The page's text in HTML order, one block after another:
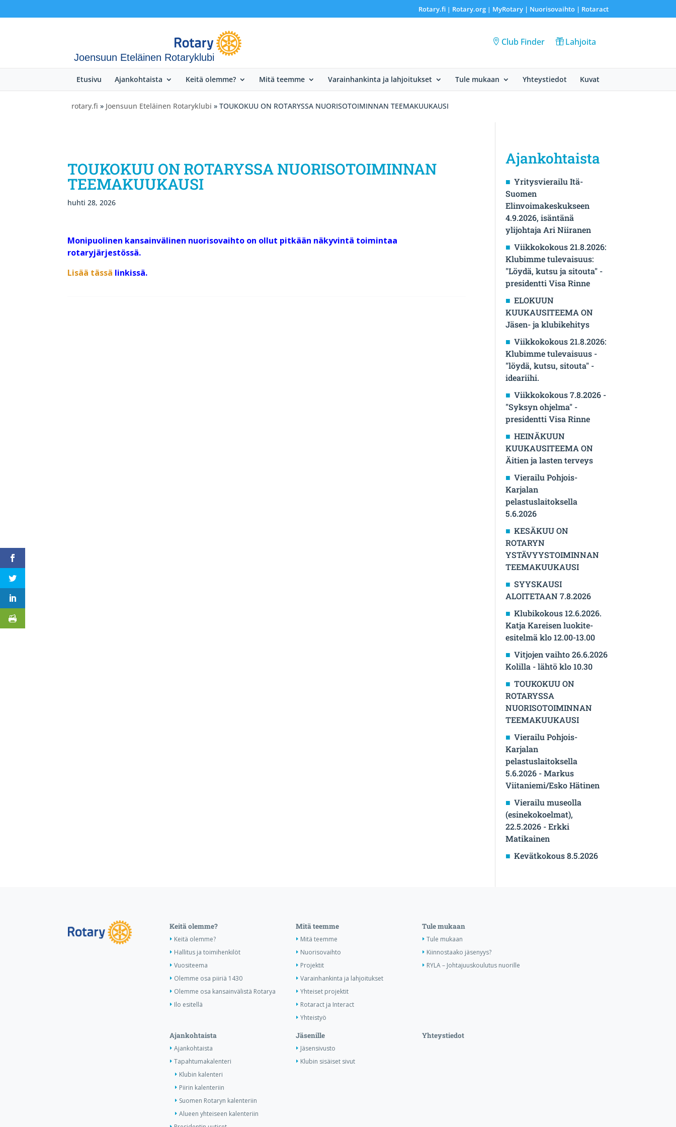
Rotary.fi| Rotary.org| MyRotary | Nuorisovaihto| Rotaract
Joensuun Eteläinen Rotaryklubi
Club Finder Lahjoita
Etusivu Ajankohtaista Keitä olemme? Mitä teemme Varainhankinta ja lahjoitukset Tule mukaan Yhteystiedot Kuvat
rotary.fi » Joensuun Eteläinen Rotaryklubi » TOUKOKUU ON ROTARYSSA NUORISOTOIMINNAN TEEMAKUUKAUSI
TOUKOKUU ON ROTARYSSA NUORISOTOIMINNAN
TEEMAKUUKAUSI
huhti 28, 2026
Monipuolinen kansainvälinen nuorisovaihto on ollut pitkään näkyvintä toimintaa
rotaryjärjestössä.
Lisää tässä linkissä.
Ajankohtaista
Yritysvierailu Itä-
Suomen
Elinvoimakeskukseen
4.9.2026, isäntänä
ylijohtaja Ari Niiranen
Viikkokokous 21.8.2026:
Klubimme tulevaisuus:
"Löydä, kutsu ja sitouta" -
presidentti Visa Rinne
ELOKUUN
KUUKAUSITEEMA ON
Jäsen- ja klubikehitys
Viikkokokous 21.8.2026:
Klubimme tulevaisuus -
"löydä, kutsu, sitouta" -
ideariihi.
Viikkokokous 7.8.2026 -
"Syksyn ohjelma" -
presidentti Visa Rinne
HEINÄKUUN
KUUKAUSITEEMA ON
Äitien ja lasten terveys
Vierailu Pohjois-
Karjalan
pelastuslaitoksella
5.6.2026
KESÄKUU ON
ROTARYN
YSTÄVYYSTOIMINNAN
TEEMAKUUKAUSI
SYYSKAUSI
ALOITETAAN 7.8.2026
Klubikokous 12.6.2026.
Katja Kareisen luokite-
esitelmä klo 12.00-13.00
Vitjojen vaihto 26.6.2026
Kolilla - lähtö klo 10.30
TOUKOKUU ON
ROTARYSSA
NUORISOTOIMINNAN
TEEMAKUUKAUSI
Vierailu Pohjois-
Karjalan
pelastuslaitoksella
5.6.2026 - Markus
Viitaniemi/Esko Hätinen
Vierailu museolla
(esinekokoelmat),
22.5.2026 - Erkki
Matikainen
Kevätkokous 8.5.2026
Keitä olemme?
Keitä olemme?
Hallitus ja toimihenkilöt
Vuositeema
Olemme osa piiriä 1430
Olemme osa kansainvälistä Rotarya
Ilo esitellä
Mitä teemme
Mitä teemme
Nuorisovaihto
Projektit
Varainhankinta ja lahjoitukset
Yhteiset projektit
Rotaract ja Interact
Yhteistyö
Tule mukaan
Tule mukaan
Kiinnostaako jäsenyys?
RYLA – Johtajuuskoulutus nuorille
Ajankohtaista
Ajankohtaista
Tapahtumakalenteri
Klubin kalenteri
Piirin kalenteriin
Suomen Rotaryn kalenteriin
Alueen yhteiseen kalenteriin
Jäsenille
Jäsensivusto
Klubin sisäiset sivut
Yhteystiedot